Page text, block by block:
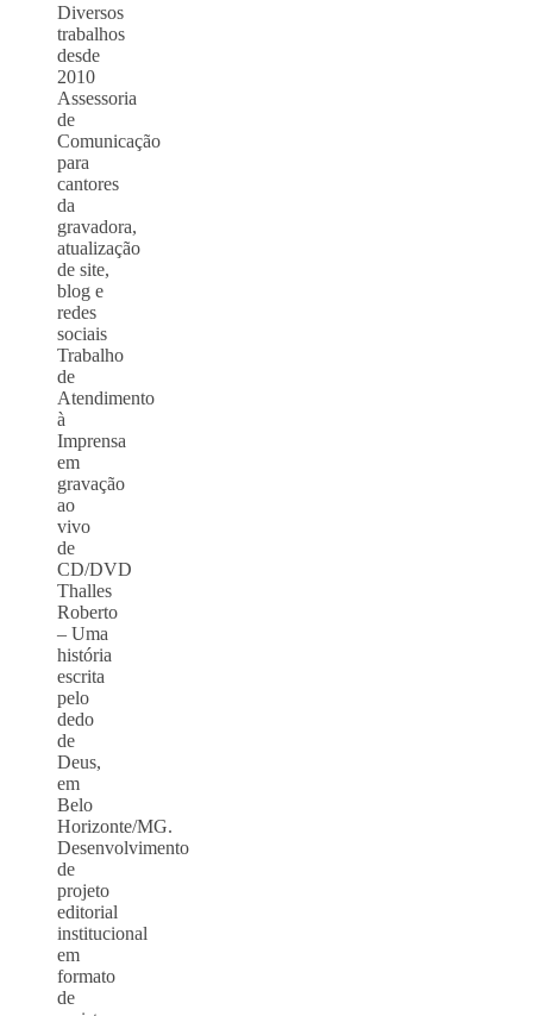
Diversos
trabalhos
desde
2010
Assessoria
de
Comunicação
para
cantores
da
gravadora,
atualização
de site,
blog e
redes
sociais
Trabalho
de
Atendimento
à
Imprensa
em
gravação
ao
vivo
de
CD/DVD
Thalles
Roberto
– Uma
história
escrita
pelo
dedo
de
Deus,
em
Belo
Horizonte/MG.
Desenvolvimento
de
projeto
editorial
institucional
em
formato
de